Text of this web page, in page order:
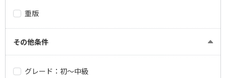
重版
その他条件
グレード：初～中級